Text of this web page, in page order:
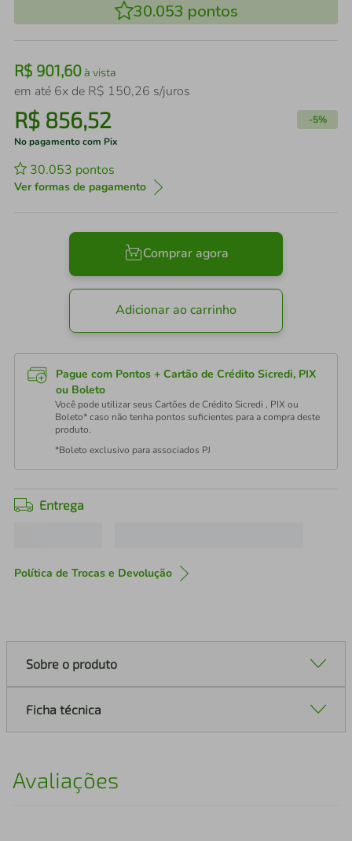
30.053 pontos
R$ 901,60à vista
em até 6x de R$ 150,26 s/juros
R$ 856,52 -5%
No pagamento com Pix
30.053 pontos
Ver formas de pagamento
Comprar agora
Adicionar ao carrinho
Pague com Pontos + Cartão de Crédito Sicredi, PIX
ou Boleto
Você pode utilizar seus Cartões de Crédito Sicredi , PIX ou
Boleto* caso não tenha pontos suficientes para a compra deste
produto.
*Boleto exclusivo para associados PJ
Entrega
Política de Trocas e Devolução
Sobre o produto
Ficha técnica
Avaliações